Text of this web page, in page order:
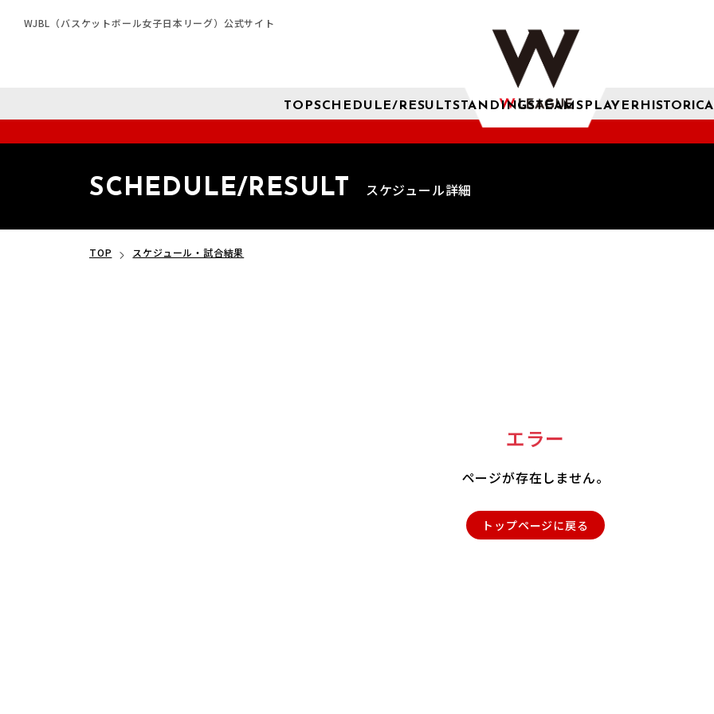
WJBL（バスケットボール女子日本リーグ）公式サイト
TOPSCHEDULE/RESULTSTANDINGSTEAMSPLAYER
SCHEDULE/RESULT スケジュール詳細
TOP スケジュール・試合結果
エラー
ページが存在しません。
トップページに戻る